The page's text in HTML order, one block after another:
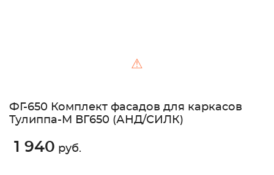
⚠
ФГ-650 Комплект фасадов для каркасов
Тулиппа-М ВГ650 (АНД/СИЛК)
1 940 руб.